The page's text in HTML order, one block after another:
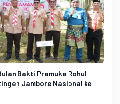
Bakti Pramuka Rohul
Jambore Nasional ke